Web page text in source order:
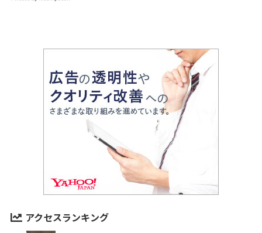
アクセスランキング